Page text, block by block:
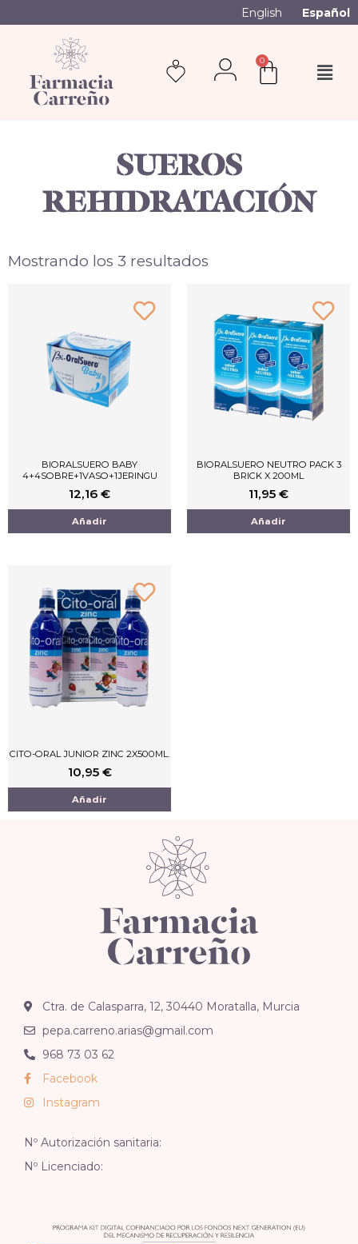
English Español
0
SUEROS
REHIDRATACIÓN
Mostrando los 3 resultados
BIORALSUERO BABY
4+4SOBRE+1VASO+1JERINGU
12,16 €
Añadir
BIORALSUERO NEUTRO PACK 3
BRICK X 200ML
11,95 €
Añadir
CITO-ORAL JUNIOR ZINC 2X500ML.
10,95 €
Añadir
Ctra. de Calasparra, 12, 30440 Moratalla, Murcia
pepa.carreno.arias@gmail.com
968 73 03 62
Facebook
Instagram
Nº Autorización sanitaria:
Nº Licenciado: